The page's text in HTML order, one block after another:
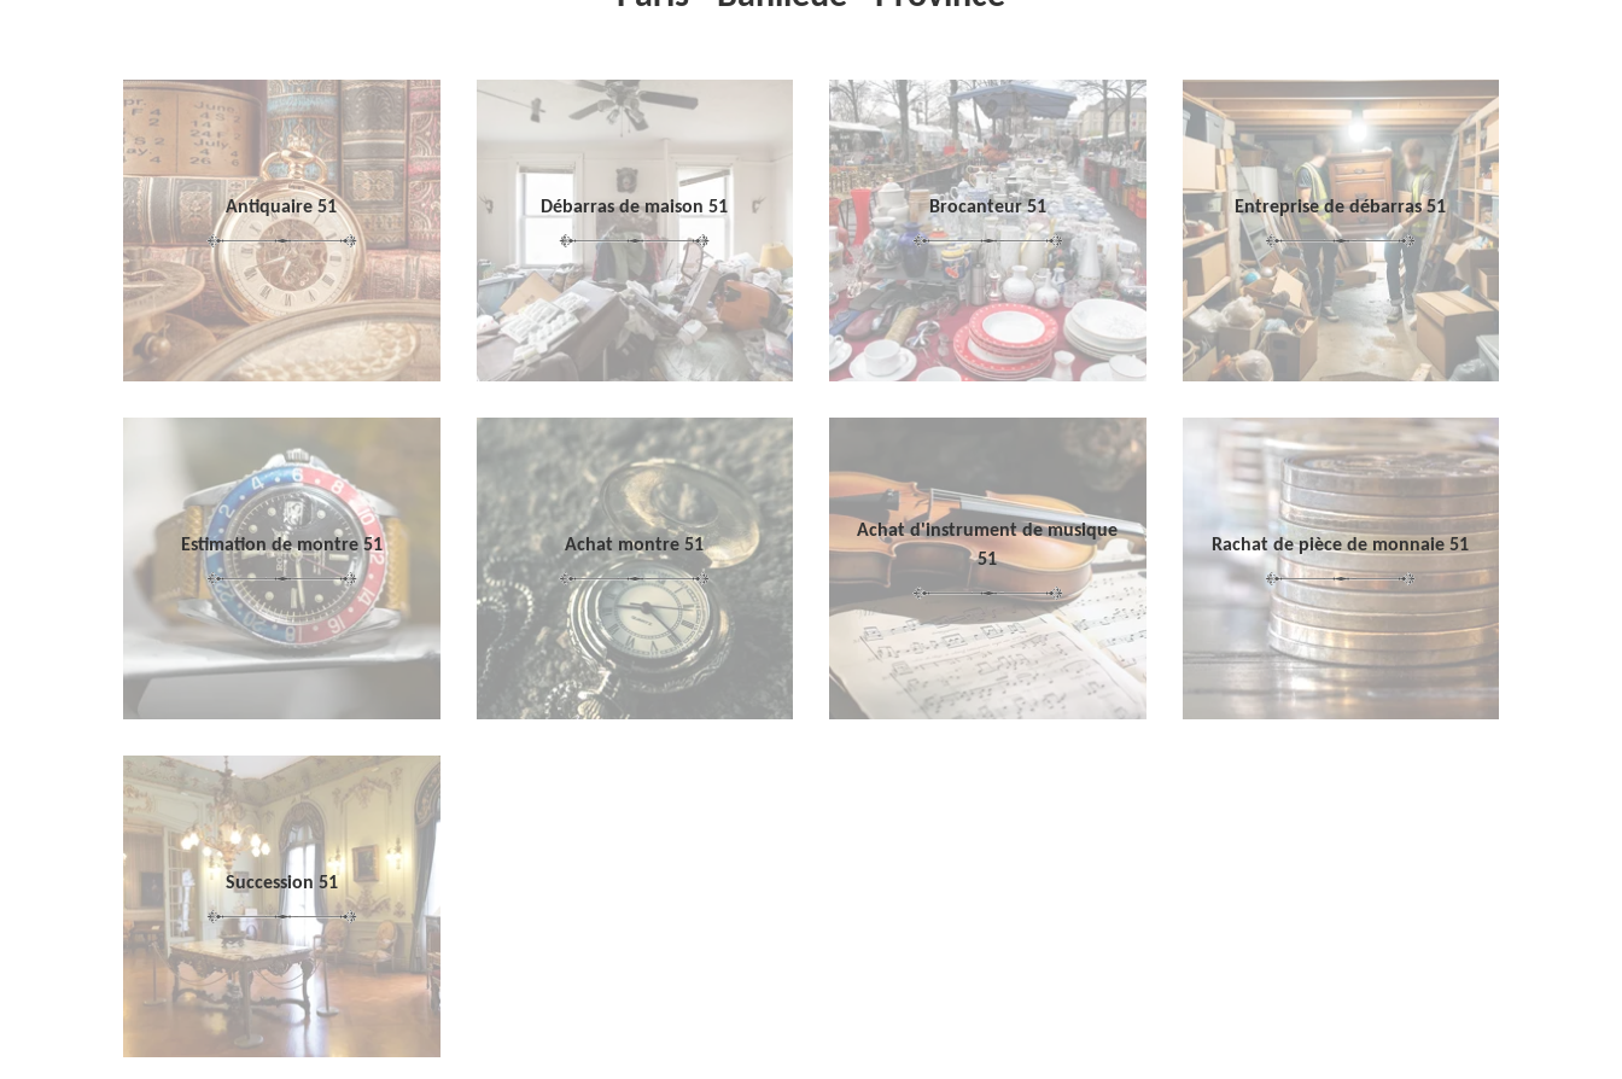
Antiquaire 51 Débarras de maison 51 Brocanteur 51 Entreprise de débarras 51
Estimation de montre 51 Achat montre 51
Achat d'instrument de musique
51
Rachat de pièce de monnaie 51
Succession 51